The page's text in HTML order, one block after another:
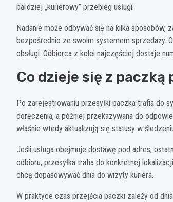
bardziej „kurierowy” przebieg usługi.
Nadanie może odbywać się na kilka
bezpośrednio ze swoim systemem sprzedaży.
obsługi. Odbiorca z kolei najczęściej dostaje
Co dzieje się z paczką
Po zarejestrowaniu przesyłki paczka trafia do
doręczenia, a później przekazywana do
właśnie wtedy aktualizują się statusy w
Jeśli usługa obejmuje dostawę pod adres,
odbioru, przesyłka trafia do konkretnej
chcą dopasowywać dnia do wizyty kuriera.
W praktyce czas przejścia paczki zależy od